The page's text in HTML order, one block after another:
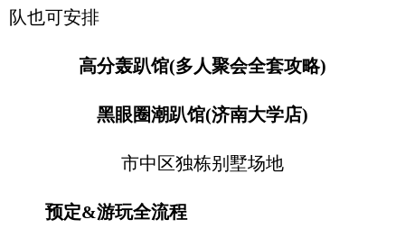
队也可安排
高分轰趴馆(多人聚会全套攻略)
黑眼圈潮趴馆(济南大学店)
市中区独栋别墅场地
预定&游玩全流程